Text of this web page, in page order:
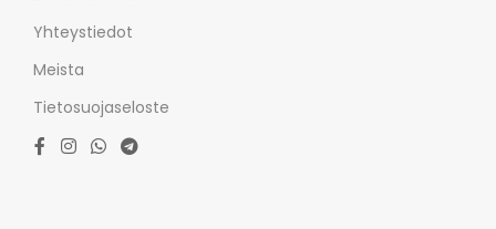
Yhteystiedot
Meista
Tietosuojaseloste